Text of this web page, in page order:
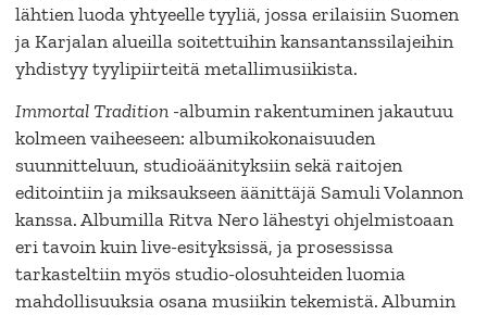
lähtien luoda yhtyeelle tyyliä, jossa erilaisiin Suomen
ja Karjalan alueilla soitettuihin kansantanssilajeihin
yhdistyy tyylipiirteitä metallimusiikista.
Immortal Tradition -albumin rakentuminen jakautuu
kolmeen vaiheeseen: albumikokonaisuuden
suunnitteluun, studioäänityksiin sekä raitojen
editointiin ja miksaukseen äänittäjä Samuli Volannon
kanssa. Albumilla Ritva Nero lähestyi ohjelmistoaan
eri tavoin kuin live-esityksissä, ja prosessissa
tarkasteltiin myös studio-olosuhteiden luomia
mahdollisuuksia osana musiikin tekemistä. Albumin